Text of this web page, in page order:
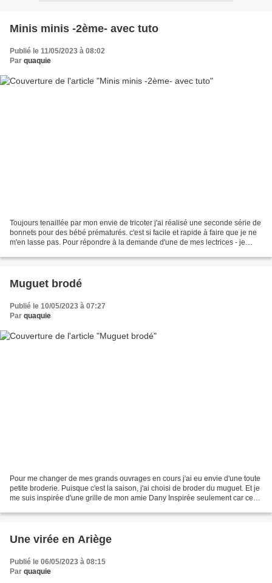
Minis minis -2ème- avec tuto
Publié le 11/05/2023 à 08:02
Par quaquie
Toujours tenaillée par mon envie de tricoter j'ai réalisé une seconde série de
bonnets pour des bébé prématurés. c'est si facile et rapide à faire que je ne
m'en lasse pas. Pour répondre à la demande d'une de mes lectrices - je
Muguet brodé
Publié le 10/05/2023 à 07:27
Par quaquie
Pour me changer de mes grands ouvrages en cours j'ai eu envie d'une toute
petite broderie. Puisque c'est la saison, j'ai choisi de broder du muguet. Et je
me suis inspirée d'une grille de mon amie Dany Inspirée seulement car ce
Une virée en Ariège
Publié le 06/05/2023 à 08:15
Par quaquie